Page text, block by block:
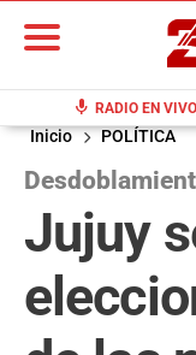
mic RADIO EN VIVO
Inicio POLÍTICA
Jujuy